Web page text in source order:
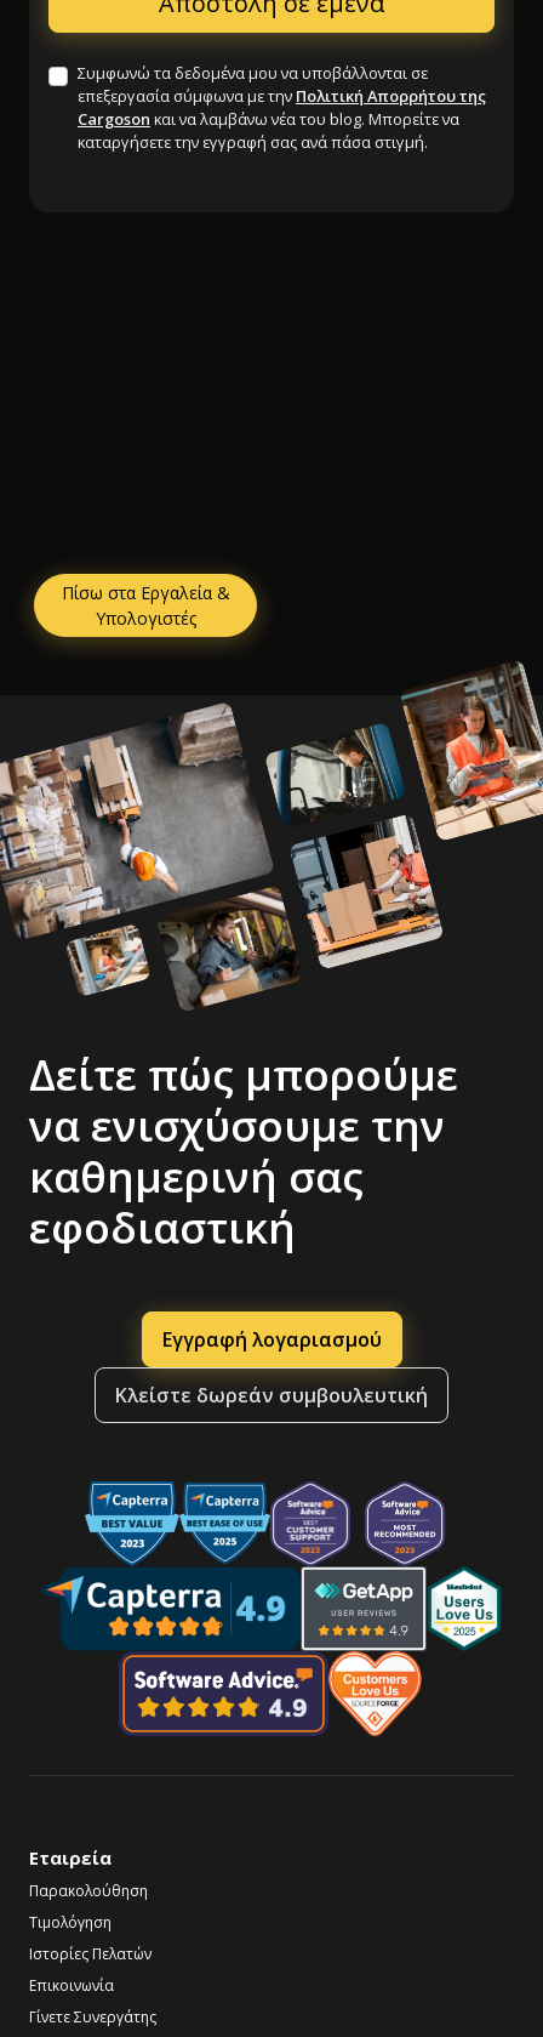
Συμφωνώ τα δεδομένα μου να υποβάλλονται σε
επεξεργασία σύμφωνα με την Πολιτική Απορρήτου της
Cargoson και να λαμβάνω νέα του blog. Μπορείτε να
καταργήσετε την εγγραφή σας ανά πάσα στιγμή.
Πίσω στα Εργαλεία &
Υπολογιστές
Δείτε πώς μπορούμε
να ενισχύσουμε την
καθημερινή σας
εφοδιαστική
Εγγραφή λογαριασμού
Κλείστε δωρεάν συμβουλευτική
Εταιρεία
Παρακολούθηση
Τιμολόγηση
Ιστορίες Πελατών
Επικοινωνία
Γίνετε Συνεργάτης